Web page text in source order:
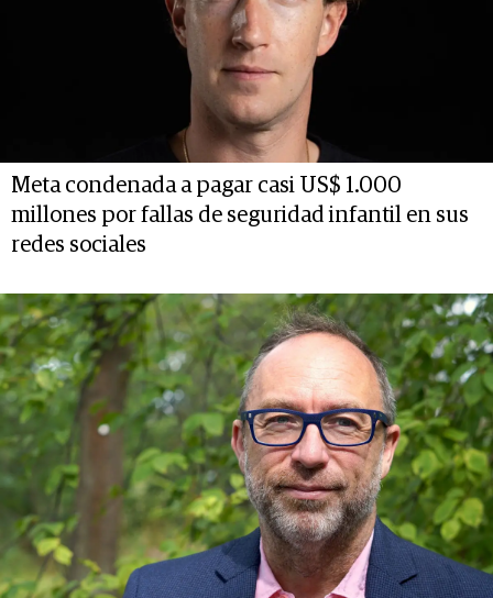
Meta condenada a pagar casi US$ 1.000
millones por fallas de seguridad infantil en sus
redes sociales